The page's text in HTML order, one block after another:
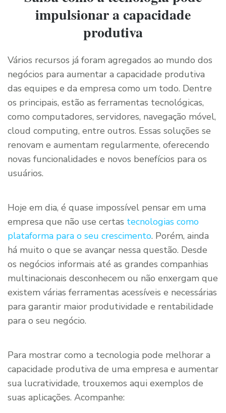
impulsionar a capacidade
produtiva
Vários recursos já foram agregados ao mundo dos
negócios para aumentar a capacidade produtiva
das equipes e da empresa como um todo. Dentre
os principais, estão as ferramentas tecnológicas,
como computadores, servidores, navegação móvel,
cloud computing, entre outros. Essas soluções se
renovam e aumentam regularmente, oferecendo
novas funcionalidades e novos benefícios para os
usuários.
Hoje em dia, é quase impossível pensar em uma
empresa que não use certas tecnologias como
plataforma para o seu crescimento. Porém, ainda
há muito o que se avançar nessa questão. Desde
os negócios informais até as grandes companhias
multinacionais desconhecem ou não enxergam que
existem várias ferramentas acessíveis e necessárias
para garantir maior produtividade e rentabilidade
para o seu negócio.
Para mostrar como a tecnologia pode melhorar a
capacidade produtiva de uma empresa e aumentar
sua lucratividade, trouxemos aqui exemplos de
suas aplicações. Acompanhe: